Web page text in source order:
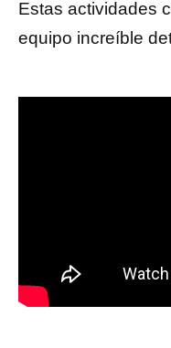
Estas actividades
equipo increíble